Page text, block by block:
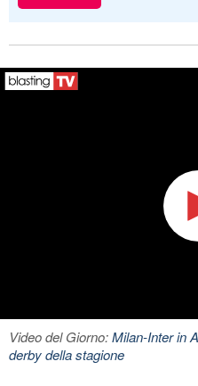
Video del Giorno:Milan-Inter in
derby della stagione